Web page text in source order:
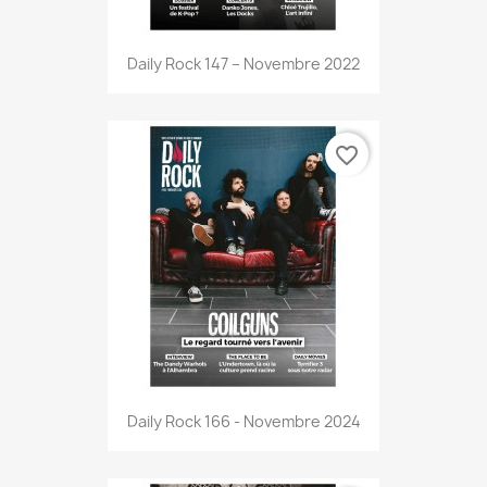
Daily Rock 147 – Novembre 2022
Daily Rock 166 - Novembre 2024
favorite_border